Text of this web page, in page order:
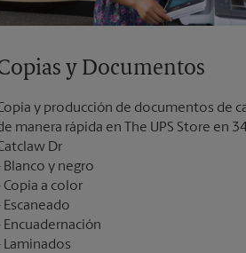
y Documentos
y producción de documentos de
manera rápida en The UPS Store en
Dr
Blanco y negro
Copia a color
Escaneado
Encuadernación
Laminados